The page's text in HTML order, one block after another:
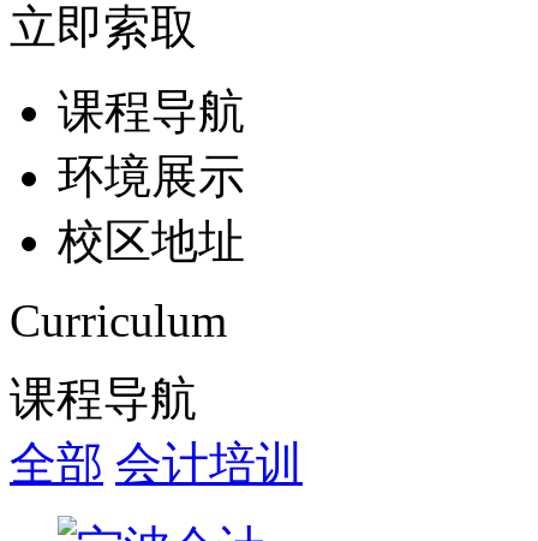
立即索取
课程导航
环境展示
校区地址
Curriculum
课程导航
全部 会计培训